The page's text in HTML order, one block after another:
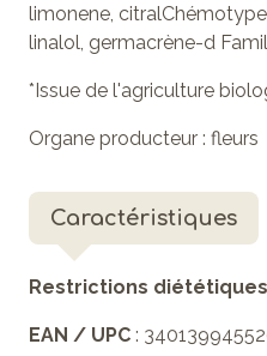
limonene,
linalol, germacrène-d
*Issue de l'agriculture
Organe producteur : fleurs
Caractéristiques
Restrictions
EAN / UPC :